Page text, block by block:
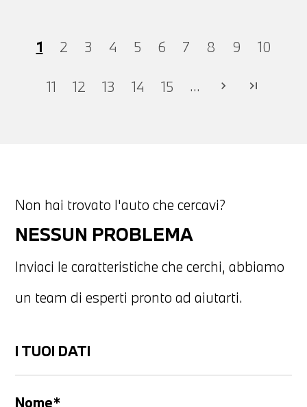
1 2 3 4 5 6 7 8 9 10
11 12 13 14 15 ... chevron_right last_page
Non hai trovato l'auto che cercavi?
NESSUN PROBLEMA
Inviaci le caratteristiche che cerchi, abbiamo
un team di esperti pronto ad aiutarti.
I TUOI DATI
Nome*